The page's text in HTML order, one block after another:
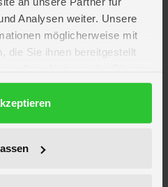
Analysen weiter. Unsere
möglicherweise mit
die Sie ihnen bereitgestellt
DIN A4